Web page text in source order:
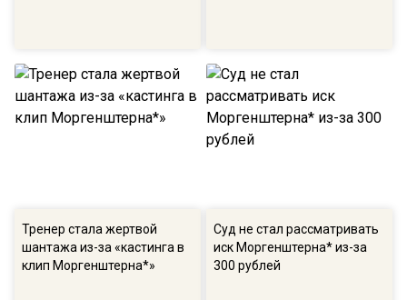
Тренер стала жертвой
шантажа из-за «кастинга в
клип Моргенштерна*»
Суд не стал рассматривать
иск Моргенштерна* из-за
300 рублей